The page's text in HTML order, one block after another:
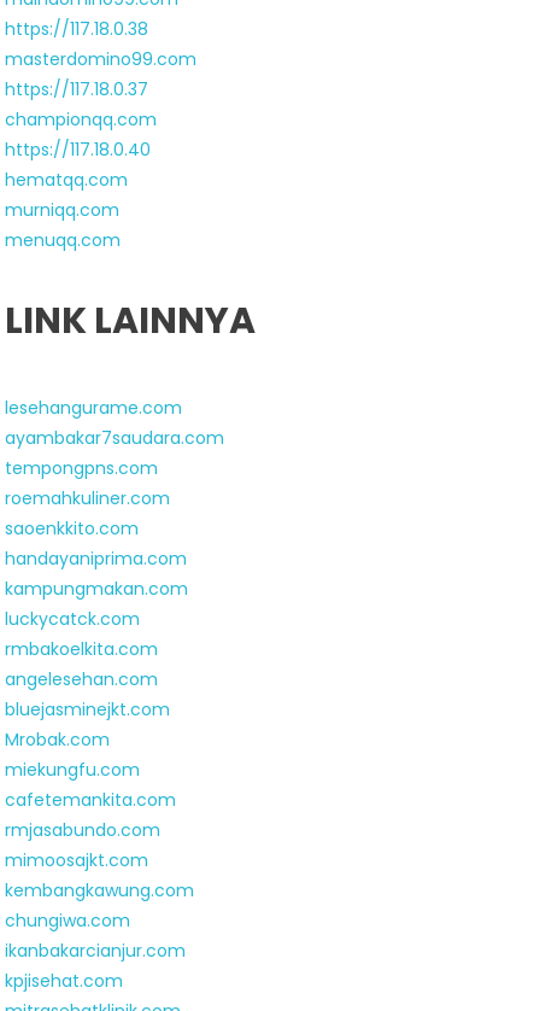
https://117.18.0.38
masterdomino99.com
https://117.18.0.37
championqq.com
https://117.18.0.40
hematqq.com
murniqq.com
menuqq.com
LINK LAINNYA
lesehangurame.com
ayambakar7saudara.com
tempongpns.com
roemahkuliner.com
saoenkkito.com
handayaniprima.com
kampungmakan.com
luckycatck.com
rmbakoelkita.com
angelesehan.com
bluejasminejkt.com
Mrobak.com
miekungfu.com
cafetemankita.com
rmjasabundo.com
mimoosajkt.com
kembangkawung.com
chungiwa.com
ikanbakarcianjur.com
kpjisehat.com